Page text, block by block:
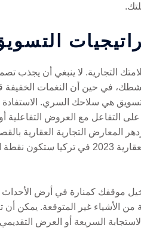
التجارية. لا ينبغي أن يجذب
في حين أن النغمات
هي سلاحك السري.
التفاعل مع العروض التفاعلية
التجارية العقارية
وتؤدي إلى اتصالات دائمة. إذا أتقنت هذه العناصر، فإن
موقفك كمنارة في أرض
غير المتوقعة. يمكن أن
السريعة أو العرض